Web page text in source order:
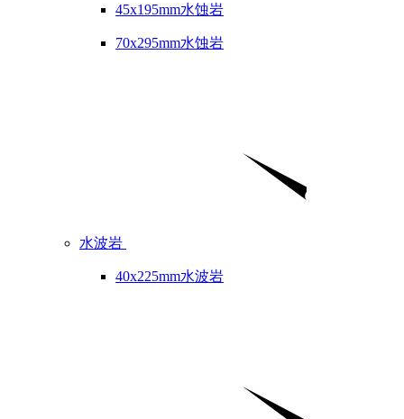
45x195mm水蚀岩
70x295mm水蚀岩
水波岩
40x225mm水波岩